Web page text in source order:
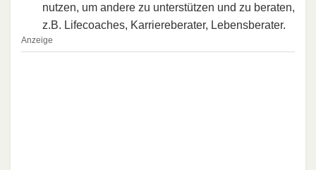
nutzen, um andere zu unterstützen und zu beraten,
z.B. Lifecoaches, Karriereberater, Lebensberater.
Anzeige